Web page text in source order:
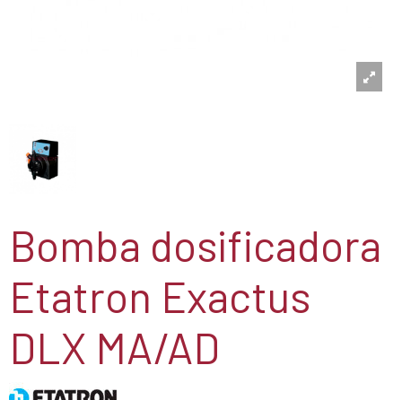
Bomba dosificadora
Etatron Exactus
DLX MA/AD